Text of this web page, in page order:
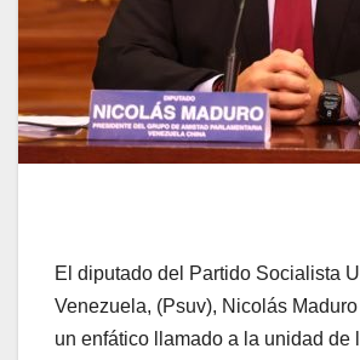
El diputado del Partido Socialista
Venezuela, (Psuv), Nicolás
un enfático llamado a la unidad de